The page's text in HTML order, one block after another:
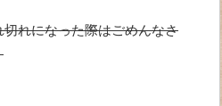
切れになった際はごめんなさ